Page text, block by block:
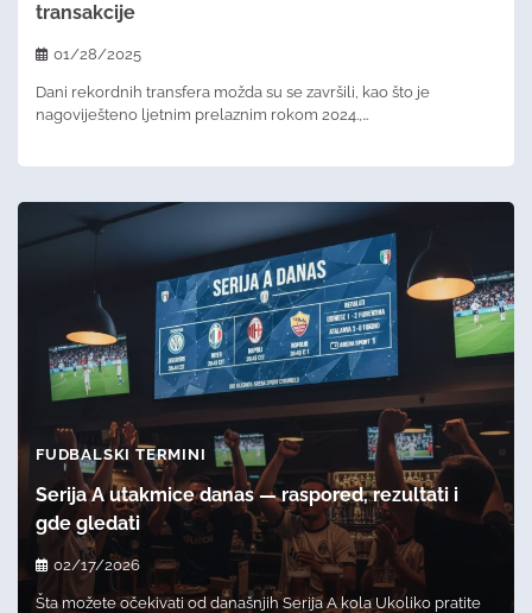
transakcije
01/28/2025
Dani rekordnih transfera možda su se završili, kao što je
nagoviješteno ljetnim prelaznim rokom 2024.,…
FUDBALSKI TERMINI
Serija A utakmice danas — raspored, rezultati i
gde gledati
02/17/2026
Šta možete očekivati od današnjih Serija A kola Ukoliko pratite